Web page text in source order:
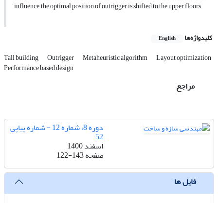
influence, the optimal position of outrigger is shifted to the upper floors.
کلیدواژه‌ها English
Tall building Outrigger Metaheuristic algorithm Layout optimization
Performance based design
مراجع
دوره 8، شماره 12 - شماره پیاپی
52
اسفند 1400
صفحه122-143
فایل ها